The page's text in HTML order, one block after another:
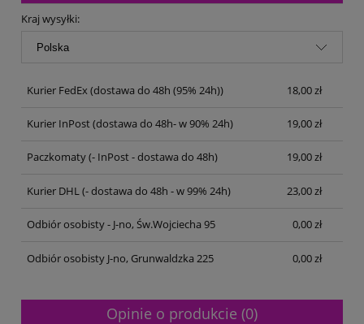
Kraj wysyłki:
Kurier FedEx(dostawa do 48h (95% 24h)) 18,00 zł
Kurier InPost(dostawa do 48h- w 90% 24h) 19,00 zł
Paczkomaty(- InPost - dostawa do 48h) 19,00 zł
Kurier DHL(- dostawa do 48h - w 99% 24h) 23,00 zł
Odbiór osobisty - J-no, Św.Wojciecha 95 0,00 zł
Odbiór osobisty J-no, Grunwaldzka 225 0,00 zł
Opinie o produkcie (0)